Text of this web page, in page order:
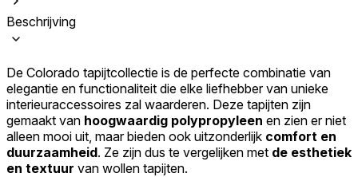
Beschrijving
De Colorado tapijtcollectie is de perfecte combinatie van
elegantie en functionaliteit die elke liefhebber van unieke
interieuraccessoires zal waarderen. Deze tapijten zijn
gemaakt van hoogwaardig polypropyleen en zien er niet
alleen mooi uit, maar bieden ook uitzonderlijk comfort en
duurzaamheid. Ze zijn dus te vergelijken met de esthetiek
en textuur van wollen tapijten.